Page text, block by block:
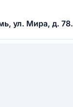
ул. Мира, д. 78.